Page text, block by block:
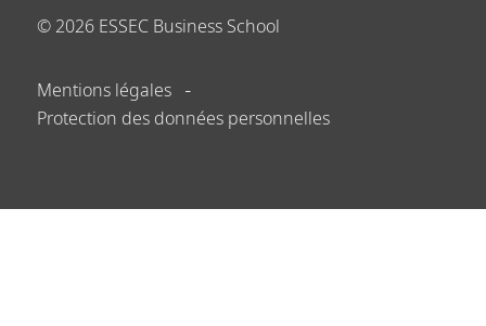
© 2026 ESSEC Business School
Mentions légales
Protection des données personnelles